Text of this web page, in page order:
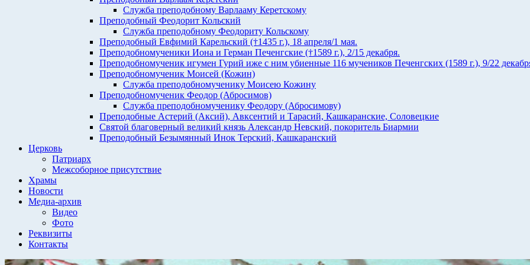
Служба преподобному Варлааму Керетскому
Преподобный Феодорит Кольский
Служба преподобному Феодориту Кольскому
Преподобный Евфимий Карельский (†1435 г.), 18 апреля/1 мая.
Преподобномученики Иона и Герман Печенгские (†1589 г.), 2/15 декабря.
Преподобномученик игумен Гурий иже с ним убиенные 116 мучеников Печенгских (1589 г.), 9/22
Преподобномученик Моисей (Кожин)
Служба преподобномученику Моисею Кожину
Преподобномученик Феодор (Абросимов)
Служба преподобномученику Феодору (Абросимову)
Преподобные Астерий (Аксий), Авксентий и Тарасий, Кашкаранские, Соловецкие
Святой благоверный великий князь Александр Невский, покоритель Биармии
Преподобный Безымянный Инок Терский, Кашкаранский
Церковь
Патриарх
Межсоборное присутствие
Храмы
Новости
Медиа-архив
Видео
Фото
Реквизиты
Контакты